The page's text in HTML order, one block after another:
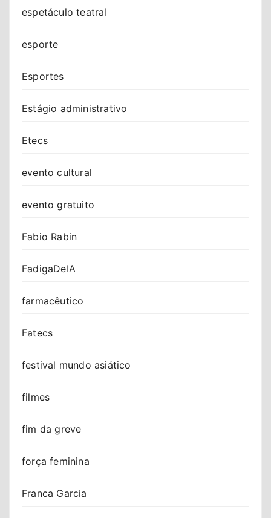
espetáculo teatral
esporte
Esportes
Estágio administrativo
Etecs
evento cultural
evento gratuito
Fabio Rabin
FadigaDeIA
farmacêutico
Fatecs
festival mundo asiático
filmes
fim da greve
força feminina
Franca Garcia